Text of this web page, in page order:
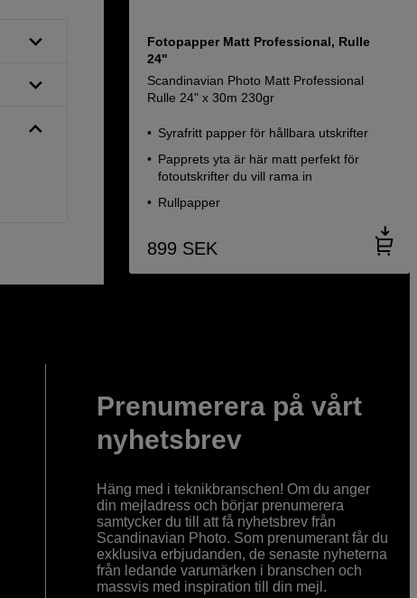
Fotopapper Matt Professional, Rulle
24"
Scandinavian Photo Matt Professional
Rulle 24" x 30m 230gr
Syrafritt papper för hållbara utskrifter
Papprets yta är här matt perfekt för
fotoutskrifter du vill rama in
Rullpapper
899 SEK
Prenumerera på vårt
nyhetsbrev
Häng med i teknikbranschen! Om du anger
din mejladress och börjar prenumerera
samtycker du till att få nyhetsbrev från
Scandinavian Photo. Som prenumerant får du
exklusiva erbjudanden, de senaste nyheterna
från ledande varumärken i branschen och
massvis med inspiration till din mejl.